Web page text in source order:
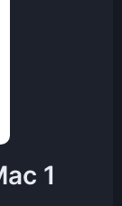
1